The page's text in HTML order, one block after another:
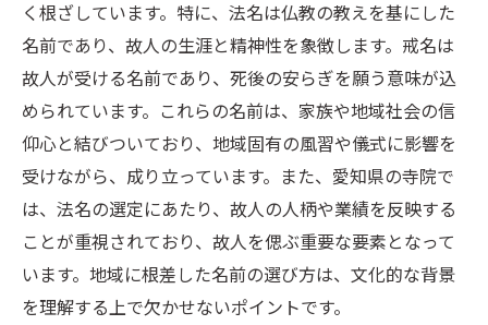
く根ざしています。特に、法名は仏教の教えを基にした
名前であり、故人の生涯と精神性を象徴します。戒名は
故人が受ける名前であり、死後の安らぎを願う意味が込
められています。これらの名前は、家族や地域社会の信
仰心と結びついており、地域固有の風習や儀式に影響を
受けながら、成り立っています。また、愛知県の寺院で
は、法名の選定にあたり、故人の人柄や業績を反映する
ことが重視されており、故人を偲ぶ重要な要素となって
います。地域に根差した名前の選び方は、文化的な背景
を理解する上で欠かせないポイントです。